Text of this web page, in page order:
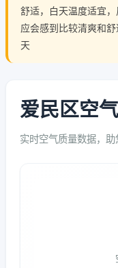
舒适，白天温度适宜，
应会感到比较清爽和
天
爱民区空
实时空气质量数据，